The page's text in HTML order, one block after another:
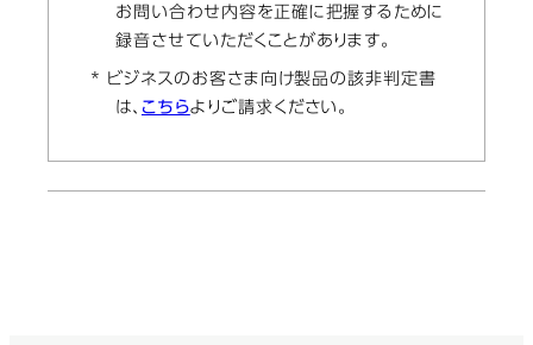
お問い合わせ内容を正確に把握するために
録音させていただくことがあります。
* ビジネスのお客さま向け製品の該非判定書
は、 こちらよりご請求ください。